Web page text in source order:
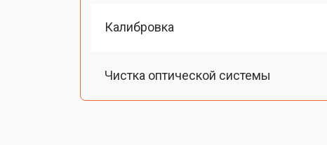
Калибровка
Чистка оптической системы